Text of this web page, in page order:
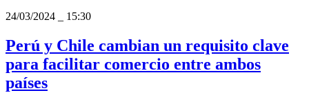
24/03/2024
15:30
Perú y Chile cambian un requisito clave
para facilitar comercio entre ambos
países